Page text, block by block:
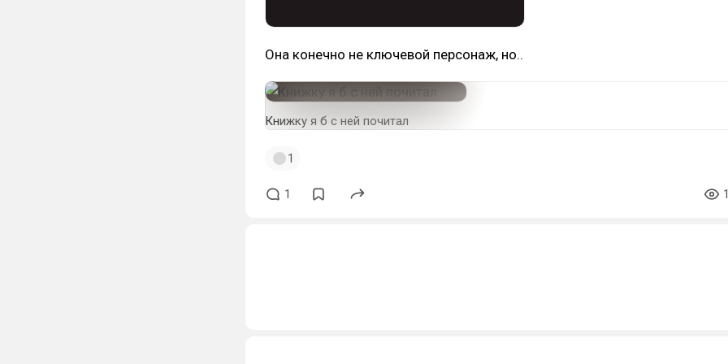
Она конечно не ключевой персонаж, но..
Книжку я б с ней почитал
1
1